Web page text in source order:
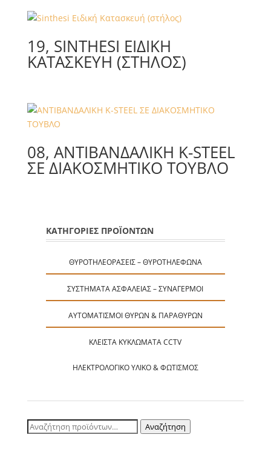
19, SINTHESI ΕΙΔΙΚΉ
ΚΑΤΑΣΚΕΥΉ (ΣΤΉΛΟΣ)
08, ΑΝΤΙΒΑΝΔΑΛΙΚΗ K-STEEL
ΣΕ ΔΙΑΚΟΣΜΗΤΙΚΟ ΤΟΥΒΛΟ
ΚΑΤΗΓΟΡΙΕΣ ΠΡΟΪΟΝΤΩΝ
ΘΥΡΟΤΗΛΕΟΡΆΣΕΙΣ – ΘΥΡΟΤΗΛΈΦΩΝΑ
ΣΥΣΤΉΜΑΤΑ ΑΣΦΑΛΕΊΑΣ – ΣΥΝΑΓΕΡΜΟΊ
ΑΥΤΟΜΑΤΙΣΜΟΊ ΘΥΡΏΝ & ΠΑΡΑΘΎΡΩΝ
ΚΛΕΙΣΤΆ ΚΥΚΛΏΜΑΤΑ CCTV
ΗΛΕΚΤΡΟΛΟΓΙΚΌ ΥΛΙΚΌ & ΦΩΤΙΣΜΌΣ
Αναζήτηση
Αναζήτηση